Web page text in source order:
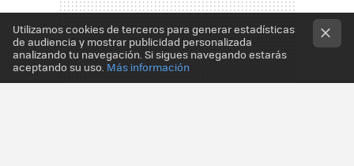
Utilizamos cookies de terceros para generar estadísticas
de audiencia y mostrar publicidad personalizada
analizando tu navegación. Si sigues navegando estarás
aceptando su uso. Más información